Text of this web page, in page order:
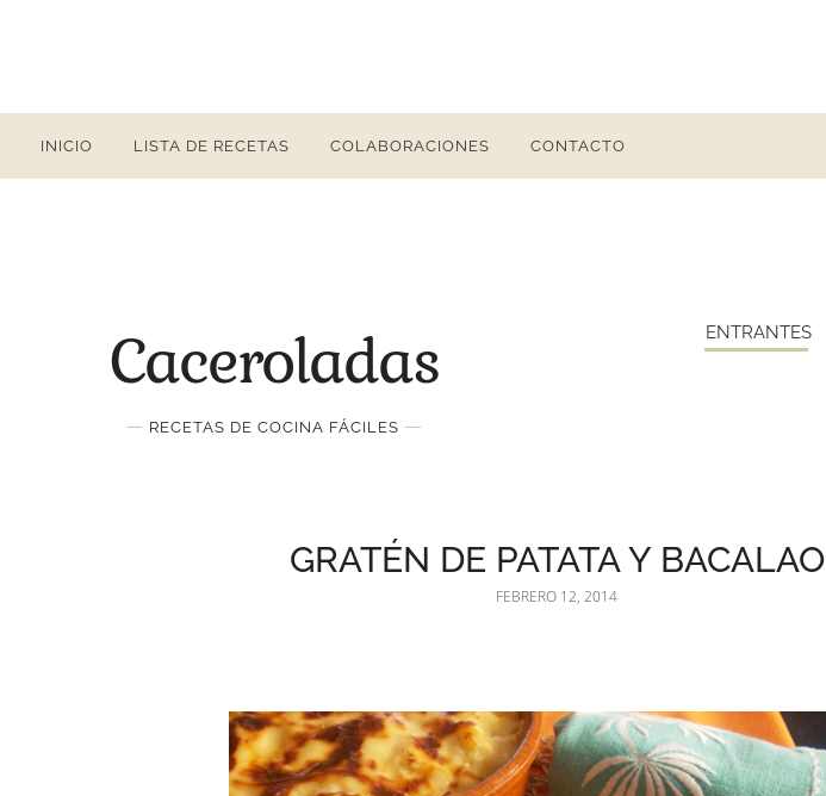
INICIO LISTA DE RECETAS COLABORACIONES CONTACTO
Caceroladas
— RECETAS DE COCINA FÁCILES —
ENTRANTES
GRATÉN DE PATATA Y BACALAO
FEBRERO 12, 2014